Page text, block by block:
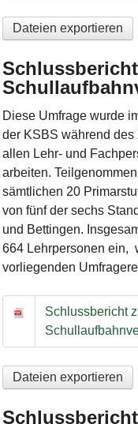
Dateien exportieren
Diese Umfrage wurde
der KSBS während
allen Lehr- und
arbeiten.
sämtlichen 20
von fünf der sechs
und Bettingen.
664 Lehrpersonen ein,
vorliegenden
Schlussbericht zur
Schlussbericht
Dateien exportieren